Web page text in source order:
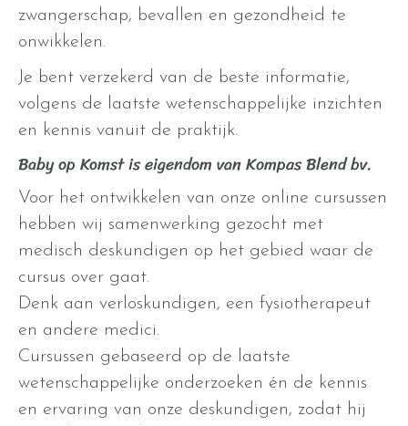
zwangerschap, bevallen en gezondheid te
onwikkelen.
Je bent verzekerd van de beste informatie,
volgens de laatste wetenschappelijke inzichten
en kennis vanuit de praktijk.
Baby op Komst is eigendom van Kompas Blend bv.
Voor het ontwikkelen van onze online cursussen
hebben wij samenwerking gezocht met
medisch deskundigen op het gebied waar de
cursus over gaat.
Denk aan verloskundigen, een fysiotherapeut
en andere medici.
Cursussen gebaseerd op de laatste
wetenschappelijke onderzoeken én de kennis
en ervaring van onze deskundigen, zodat hij